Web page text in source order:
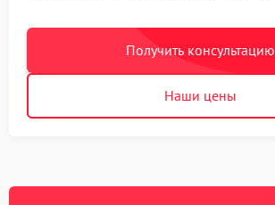
Получить консультацию
Наши цены